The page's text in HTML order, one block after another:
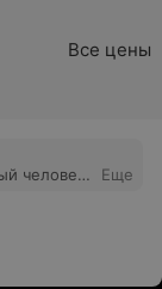
Все цены
человек
( в
Еще